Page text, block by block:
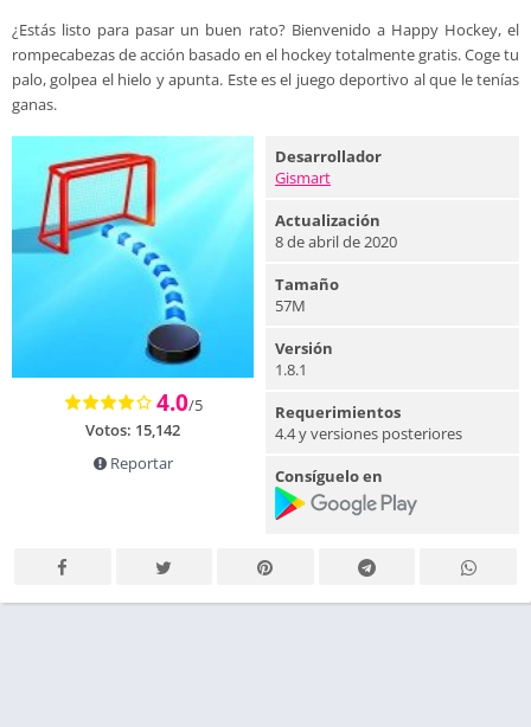
¿Estás listo para pasar un buen rato? Bienvenido a Happy Hockey, el
rompecabezas de acción basado en el hockey totalmente gratis. Coge tu
palo, golpea el hielo y apunta. Este es el juego deportivo al que le tenías
ganas.
4.0/5
Votos: 15,142
Reportar
Desarrollador
Gismart
Actualización
8 de abril de 2020
Tamaño
57M
Versión
1.8.1
Requerimientos
4.4 y versiones posteriores
Consíguelo en